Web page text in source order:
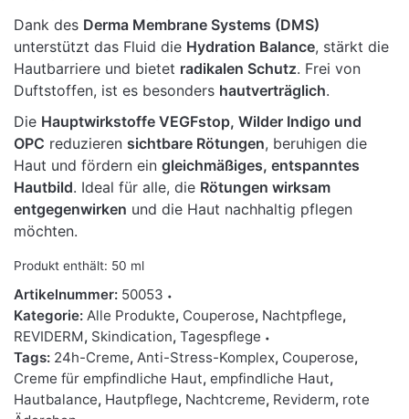
Dank des Derma Membrane Systems (DMS)
unterstützt das Fluid die Hydration Balance, stärkt die
Hautbarriere und bietet radikalen Schutz. Frei von
Duftstoffen, ist es besonders hautverträglich.
Die Hauptwirkstoffe VEGFstop, Wilder Indigo und
OPC reduzieren sichtbare Rötungen, beruhigen die
Haut und fördern ein gleichmäßiges, entspanntes
Hautbild. Ideal für alle, die Rötungen wirksam
entgegenwirken und die Haut nachhaltig pflegen
möchten.
Produkt enthält: 50 ml
Artikelnummer: 50053
Kategorie: Alle Produkte, Couperose, Nachtpflege,
REVIDERM, Skindication, Tagespflege
Tags: 24h-Creme, Anti-Stress-Komplex, Couperose,
Creme für empfindliche Haut, empfindliche Haut,
Hautbalance, Hautpflege, Nachtcreme, Reviderm, rote